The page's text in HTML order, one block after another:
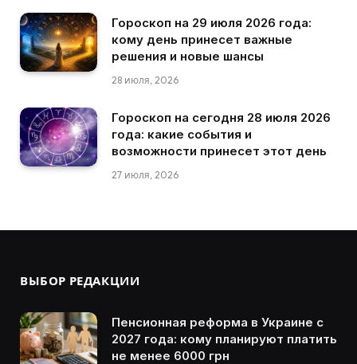
Гороскоп на 29 июля 2026 года:
кому день принесет важные
решения и новые шансы
28 июля, 2026
Гороскоп на сегодня 28 июля 2026
года: какие события и
возможности принесет этот день
27 июля, 2026
ВЫБОР РЕДАКЦИИ
Пенсионная реформа в Украине с
2027 года: кому планируют платить
не менее 6000 грн